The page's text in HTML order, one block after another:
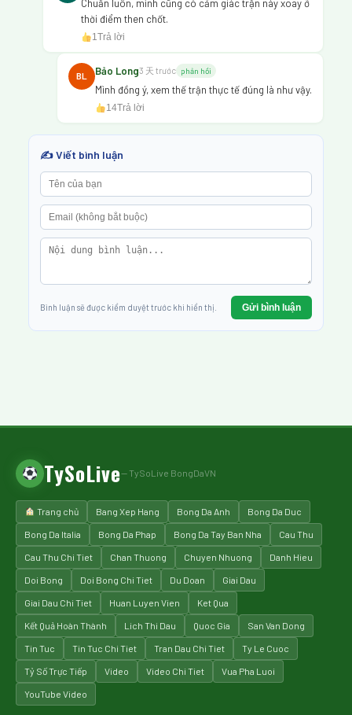
Chuẩn luôn, mình cũng có cảm giác trận này xoay ở
thời điểm then chốt.
1 Trả lời
BL Bảo Long3 天 trước phản hồi
Mình đồng ý, xem thế trận thực tế đúng là như vậy.
14Trả lời
✍️ Viết bình luận
Bình luận sẽ được kiểm duyệt trước khi hiển thị. Gửi bình luận
TySoLive— TySoLive BongDaVN
Trang chủ Bang Xep Hang Bong Da Anh Bong Da Duc
Bong Da Italia Bong Da Phap Bong Da Tay Ban Nha Cau Thu
Cau Thu Chi Tiet Chan Thuong Chuyen Nhuong Danh Hieu
Doi Bong Doi Bong Chi Tiet Du Doan Giai Dau
Giai Dau Chi Tiet Huan Luyen Vien Ket Qua
Kết Quả Hoàn Thành Lich Thi Dau Quoc Gia San Van Dong
Tin Tuc Tin Tuc Chi Tiet Tran Dau Chi Tiet Ty Le Cuoc
Tỷ Số Trực Tiếp Video Video Chi Tiet Vua Pha Luoi
YouTube Video